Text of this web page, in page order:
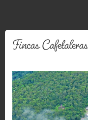
Fincas Cafetaleras